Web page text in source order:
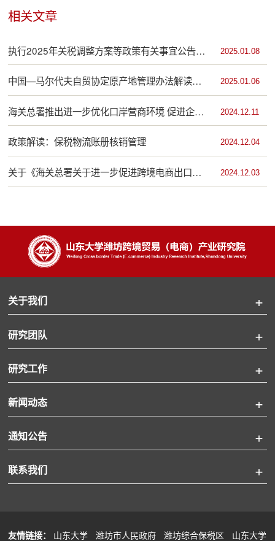
相关文章
执行2025年关税调整方案等政策有关事宜公告的
解读
2025.01.08
中国—马尔代夫自贸协定原产地管理办法解读来
啦
2025.01.06
海关总署推出进一步优化口岸营商环境 促进企业
通关便利十六条措施
2024.12.11
政策解读：保税物流账册核销管理 2024.12.04
关于《海关总署关于进一步促进跨境电商出口发
展的公告》的政策解读
2024.12.03
关于我们
研究团队
研究工作
新闻动态
通知公告
联系我们
友情链接： 山东大学 潍坊市人民政府 潍坊综合保税区 山东大学